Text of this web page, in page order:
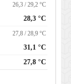
26,3 / 29,2 °C
28,3 °C
27,8 / 28,9 °C
31,1 °C
27,8 °C